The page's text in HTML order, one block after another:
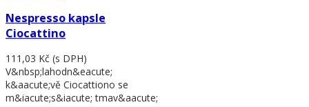
Nespresso kapsle
Ciocattino
111,03 Kč (s DPH)
V&nbsp;lahodn&eacute;
k&aacute;vě Ciocattiono se
m&iacute;s&iacute; tmav&aacute;